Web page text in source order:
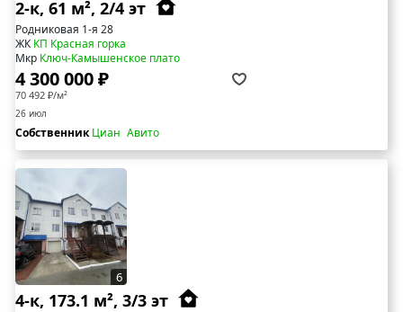
2-к, 61 м², 2/4 эт
Родниковая 1-я 28
ЖККП Красная горка
Мкр Ключ-Камышенское плато
4 300 000 ₽
70 492 ₽/м²
26 июл
СобственникЦиан Авито
6
4-к, 173.1 м², 3/3 эт